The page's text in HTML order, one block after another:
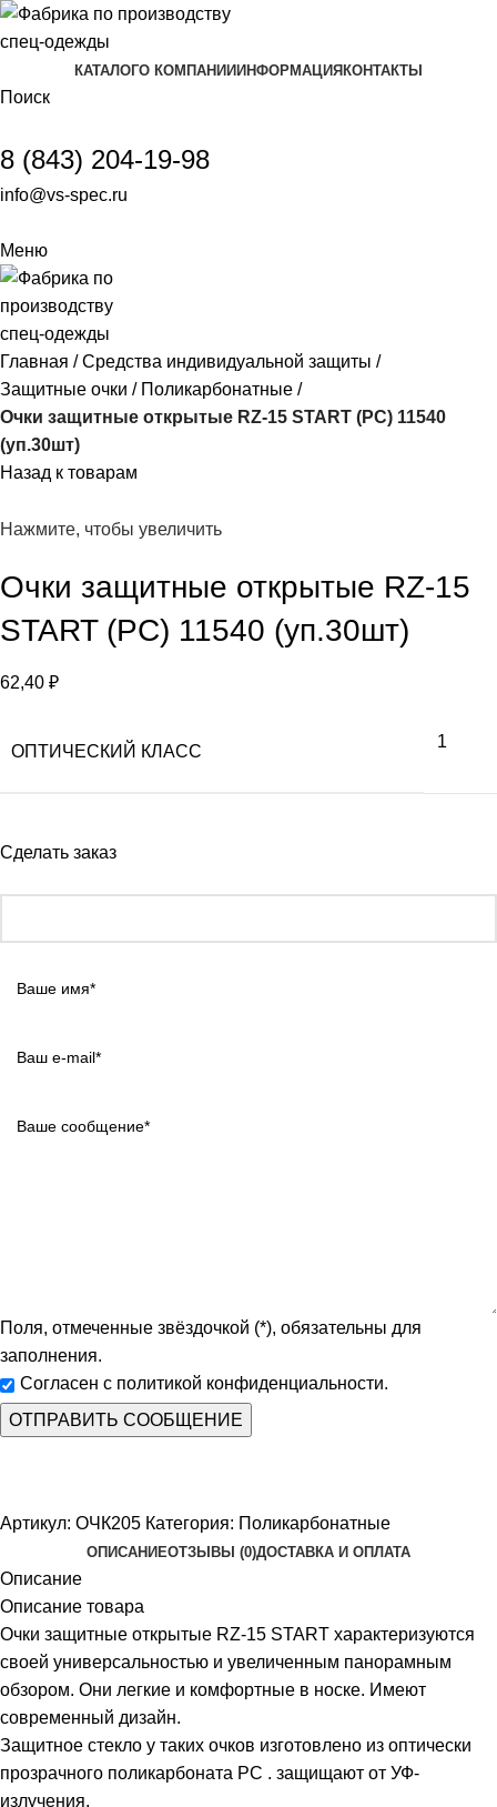
КАТАЛОГО КОМПАНИИ ИНФОРМАЦИЯ КОНТАКТЫ
Поиск
8 (843) 204-19-98
info@vs-spec.ru
Меню
Главная
Средства индивидуальной защиты
Защитные очки
Поликарбонатные
Очки защитные открытые RZ-15 START (PC) 11540
(уп.30шт)
Назад к товарам
Нажмите, чтобы увеличить
Очки защитные открытые RZ-15
START (PC) 11540 (уп.30шт)
62,40 ₽
ОПТИЧЕСКИЙ КЛАСС
1
Сделать заказ
Поля, отмеченные звёздочкой (*), обязательны для
заполнения.
Согласен с политикой конфиденциальности.
Артикул: ОЧК205 Категория: Поликарбонатные
ОПИСАНИЕОТЗЫВЫ (0)ДОСТАВКА И ОПЛАТА
Описание
Описание товара
Очки защитные открытые RZ-15 START характеризуются
своей универсальностью и увеличенным панорамным
обзором. Они легкие и комфортные в носке. Имеют
современный дизайн.
Защитное стекло у таких очков изготовлено из оптически
прозрачного поликарбоната PC . защищают от УФ-
излучения.